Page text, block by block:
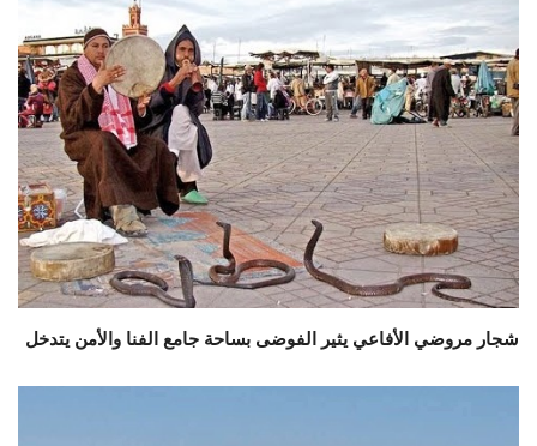
شجار مروضي الأفاعي يثير الفوضى بساحة جامع الفنا والأمن يتدخل